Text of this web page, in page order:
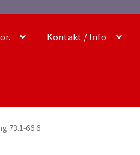
Kontakt / Info
73.1-66.6